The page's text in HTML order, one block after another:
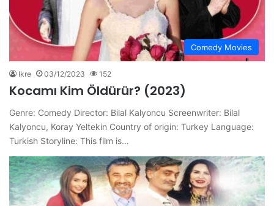
Comedy Movies
Ikre 03/12/2023 152
Kocamı Kim Öldürür? (2023)
Genre: Comedy Director: Bilal Kalyoncu Screenwriter: Bilal
Kalyoncu, Koray Yeltekin Country of origin: Turkey Language:
Turkish Storyline: This film is…